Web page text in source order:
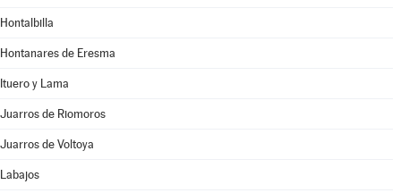
Hontalbilla
Hontanares de Eresma
Ituero y Lama
Juarros de Riomoros
Juarros de Voltoya
Labajos